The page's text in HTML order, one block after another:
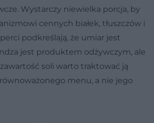
Wystarczy niewielka porcja, by
cennych białek, tłuszczów i
podkreślają, że umiar jest
jest produktem odżywczym, ale
soli warto traktować ją
menu, a nie jego